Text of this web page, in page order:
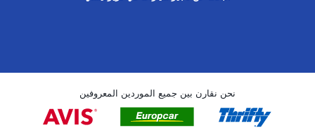
نحن نقارن بين جميع الموردين المعروفين